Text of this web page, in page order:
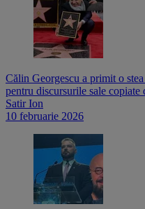
Călin Georgescu a primit o
pentru discursurile sale copiate
Satir Ion
10 februarie 2026